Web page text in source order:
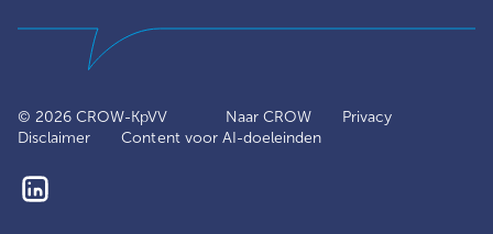
© 2026CROW-KpVV Naar CROW
Privacy
Disclaimer
Content voor AI-doeleinden